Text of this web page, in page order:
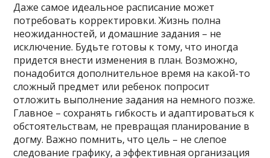
Даже самое идеальное расписание может
потребовать корректировки. Жизнь полна
неожиданностей, и домашние задания – не
исключение. Будьте готовы к тому, что иногда
придется внести изменения в план. Возможно,
понадобится дополнительное время на какой-то
сложный предмет или ребенок попросит
отложить выполнение задания на немного позже.
Главное – сохранять гибкость и адаптироваться к
обстоятельствам, не превращая планирование в
догму. Важно помнить, что цель – не слепое
следование графику, а эффективная организация